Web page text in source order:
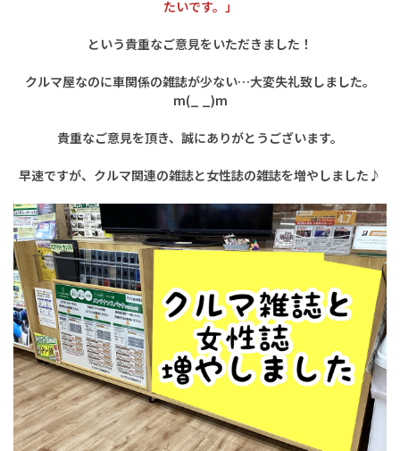
たいです。」
という貴重なご意見をいただきました！
クルマ屋なのに車関係の雑誌が少ない…大変失礼致しました。
m(_ _)m
貴重なご意見を頂き、 誠にありがとうございます。
早速ですが、クルマ関連の雑誌と女性誌の雑誌を増やしました♪